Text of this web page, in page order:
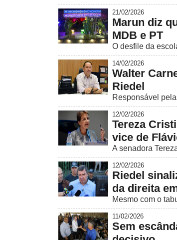
21/02/2026
Marun diz
MDB e PT
O desfile da
14/02/2026
Walter
Riedel
Responsável
12/02/2026
Tereza
vice de
A senadora
12/02/2026
Riedel
da direita
Mesmo com o
11/02/2026
Sem